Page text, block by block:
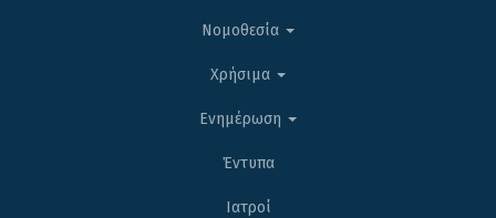
Νομοθεσία
Χρήσιμα
Ενημέρωση
Έντυπα
Ιατροί